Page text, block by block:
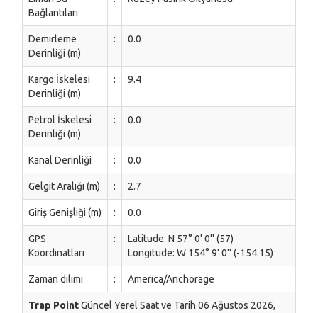
Bağlantıları
Demirleme
Derinliği (m)
: 0.0
Kargo İskelesi
Derinliği (m)
: 9.4
Petrol İskelesi
Derinliği (m)
: 0.0
Kanal Derinliği : 0.0
Gelgit Aralığı (m) : 2.7
Giriş Genişliği (m) : 0.0
GPS
Koordinatları
:
Latitude: N 57° 0' 0'' (57)
Longitude: W 154° 9' 0'' (-154.15)
Zaman dilimi : America/Anchorage
Trap PointGüncel Yerel Saat ve Tarih 06 Ağustos 2026,